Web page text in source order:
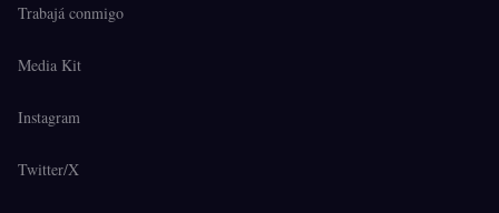
Trabajá conmigo
Media Kit
Instagram
Twitter/X